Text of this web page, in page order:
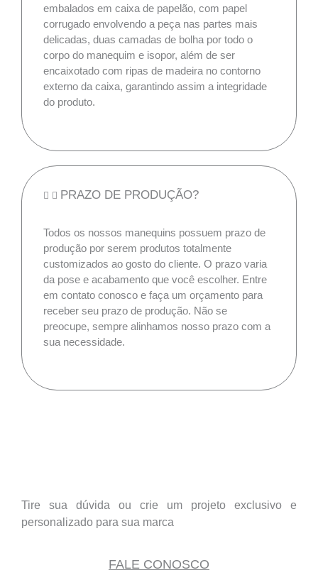
embalados em caixa de papelão, com papel
corrugado envolvendo a peça nas partes mais
delicadas, duas camadas de bolha por todo o
corpo do manequim e isopor, além de ser
encaixotado com ripas de madeira no contorno
externo da caixa, garantindo assim a integridade
do produto.
PRAZO DE PRODUÇÃO?
Todos os nossos manequins possuem prazo de
produção por serem produtos totalmente
customizados ao gosto do cliente. O prazo varia
da pose e acabamento que você escolher. Entre
em contato conosco e faça um orçamento para
receber seu prazo de produção. Não se
preocupe, sempre alinhamos nosso prazo com a
sua necessidade.
Tire sua dúvida ou crie um projeto exclusivo e
personalizado para sua marca
FALE CONOSCO